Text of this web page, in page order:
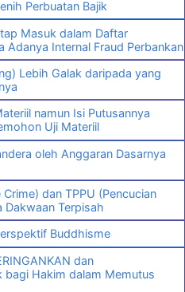
Perbuatan Bajik
Masuk dalam Daftar
Adanya Internal Fraud Perbankan
Lebih Galak daripada yang
namun Isi Putusannya
Uji Materiil
oleh Anggaran Dasarnya
dan TPPU (Pencucian
Dakwaan Terpisah
Buddhisme
dan
bagi Hakim dalam Memutus